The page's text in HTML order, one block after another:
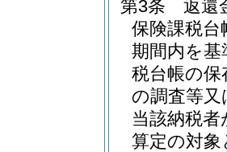
第3条
返還
保険課税台
期間内を
税台帳の
の調査等
当該納税
算定の対